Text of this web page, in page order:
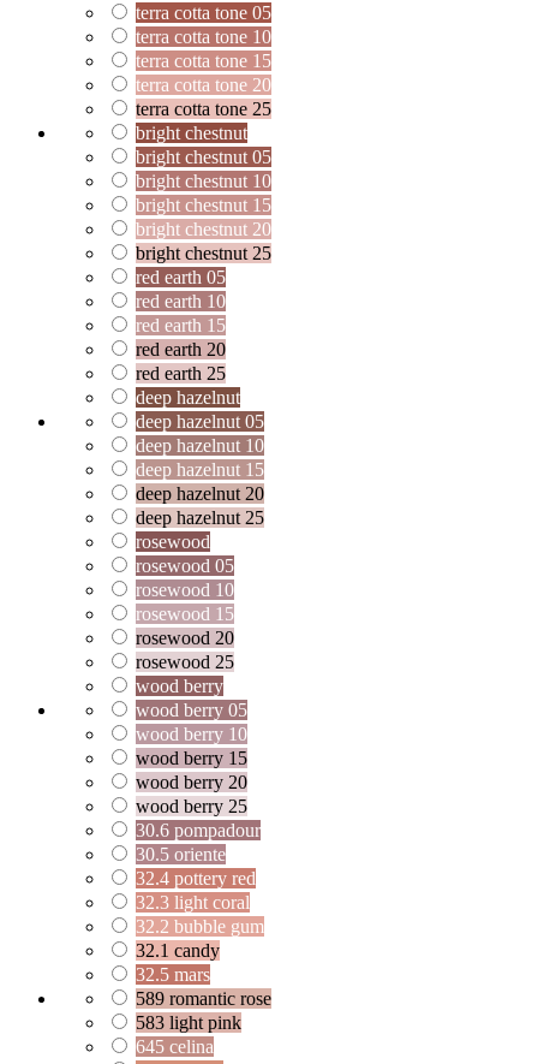
terra cotta tone 05
terra cotta tone 10
terra cotta tone 15
terra cotta tone 20
terra cotta tone 25
bright chestnut
bright chestnut 05
bright chestnut 10
bright chestnut 15
bright chestnut 20
bright chestnut 25
red earth 05
red earth 10
red earth 15
red earth 20
red earth 25
deep hazelnut
deep hazelnut 05
deep hazelnut 10
deep hazelnut 15
deep hazelnut 20
deep hazelnut 25
rosewood
rosewood 05
rosewood 10
rosewood 15
rosewood 20
rosewood 25
wood berry
wood berry 05
wood berry 10
wood berry 15
wood berry 20
wood berry 25
30.6 pompadour
30.5 oriente
32.4 pottery red
32.3 light coral
32.2 bubble gum
32.1 candy
32.5 mars
589 romantic rose
583 light pink
645 celina